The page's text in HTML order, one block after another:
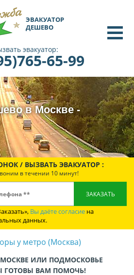
ЭВАКУАТОР
ДЕШЕВО
эвакуатор:
65-99
в Москве -
/ ВЫЗВАТЬ ЭВАКУАТОР :
в течении 10 минут!
Вы даёте согласие на
данных.
у метро (Москва)
ИЛИ ПОДМОСКОВЬЕ
ГОТОВЫ ВАМ ПОМОЧЬ!